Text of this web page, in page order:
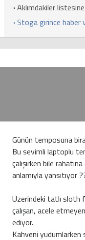
·Aklımdakiler
· Stoga girince haber
Günün temposuna
Bu sevimli laptoplu
çalışırken bile
anlamıyla yansıtıyor
Üzerindeki tatlı sloth
çalışan, acele
ediyor.
Kahveni yudumlarken